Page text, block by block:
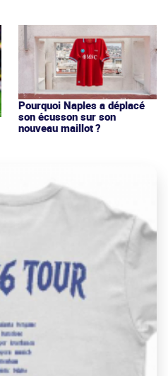
Pourquoi Naples a déplacé
son écusson sur son
nouveau maillot ?